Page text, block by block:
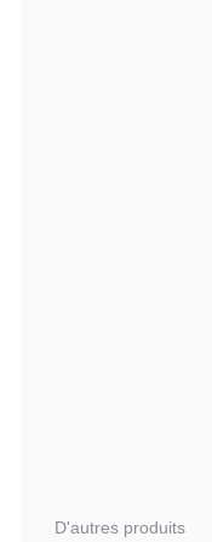
D'autres produits